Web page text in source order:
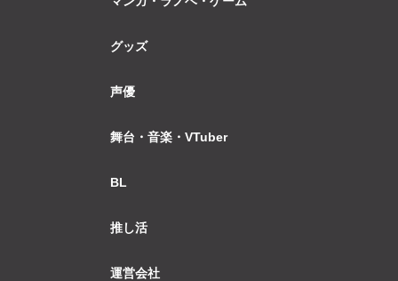
グッズ
声優
舞台・音楽・VTuber
BL
推し活
運営会社